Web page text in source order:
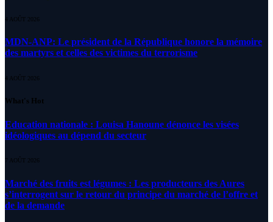
4 AOÛT 2026
MDN-ANP: Le président de la République honore la mémoire
des martyrs et celles des victimes du terrorisme
4 AOÛT 2026
What's Hot
Education nationale : Louisa Hanoune dénonce les visées
idéologiques au dépend du secteur
7 AOÛT 2026
Marché des fruits est légumes : Les producteurs des Aures
s’interrogent sur le retour du principe du marché de l’offre et
de la demande